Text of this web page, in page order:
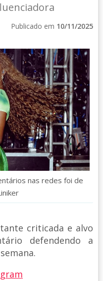
Publicado em 10/11/2025
nas redes foi de
criticada e alvo
defendendo a